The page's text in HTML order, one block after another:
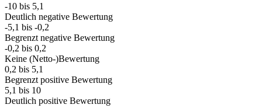
-10 bis 5,1
Deutlich negative Bewertung
-5,1 bis -0,2
Begrenzt negative Bewertung
-0,2 bis 0,2
Keine (Netto-)Bewertung
0,2 bis 5,1
Begrenzt positive Bewertung
5,1 bis 10
Deutlich positive Bewertung